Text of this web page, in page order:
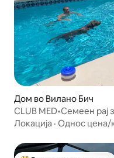
Дом во Вилано Бич
CLUB MED•Семеен рај
кучињата
Локација · Однос цена/